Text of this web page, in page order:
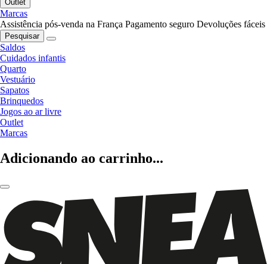
Outlet
Marcas
Assistência pós-venda na França Pagamento seguro Devoluções fáceis
Pesquisar
Saldos
Cuidados infantis
Quarto
Vestuário
Sapatos
Brinquedos
Jogos ao ar livre
Outlet
Marcas
Adicionando ao carrinho...